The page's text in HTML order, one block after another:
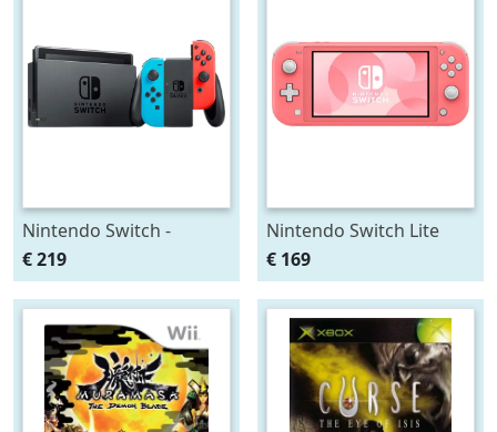
Nintendo Switch -
Red/Blue
€ 219
Nintendo Switch Lite
(Coral)
€ 169